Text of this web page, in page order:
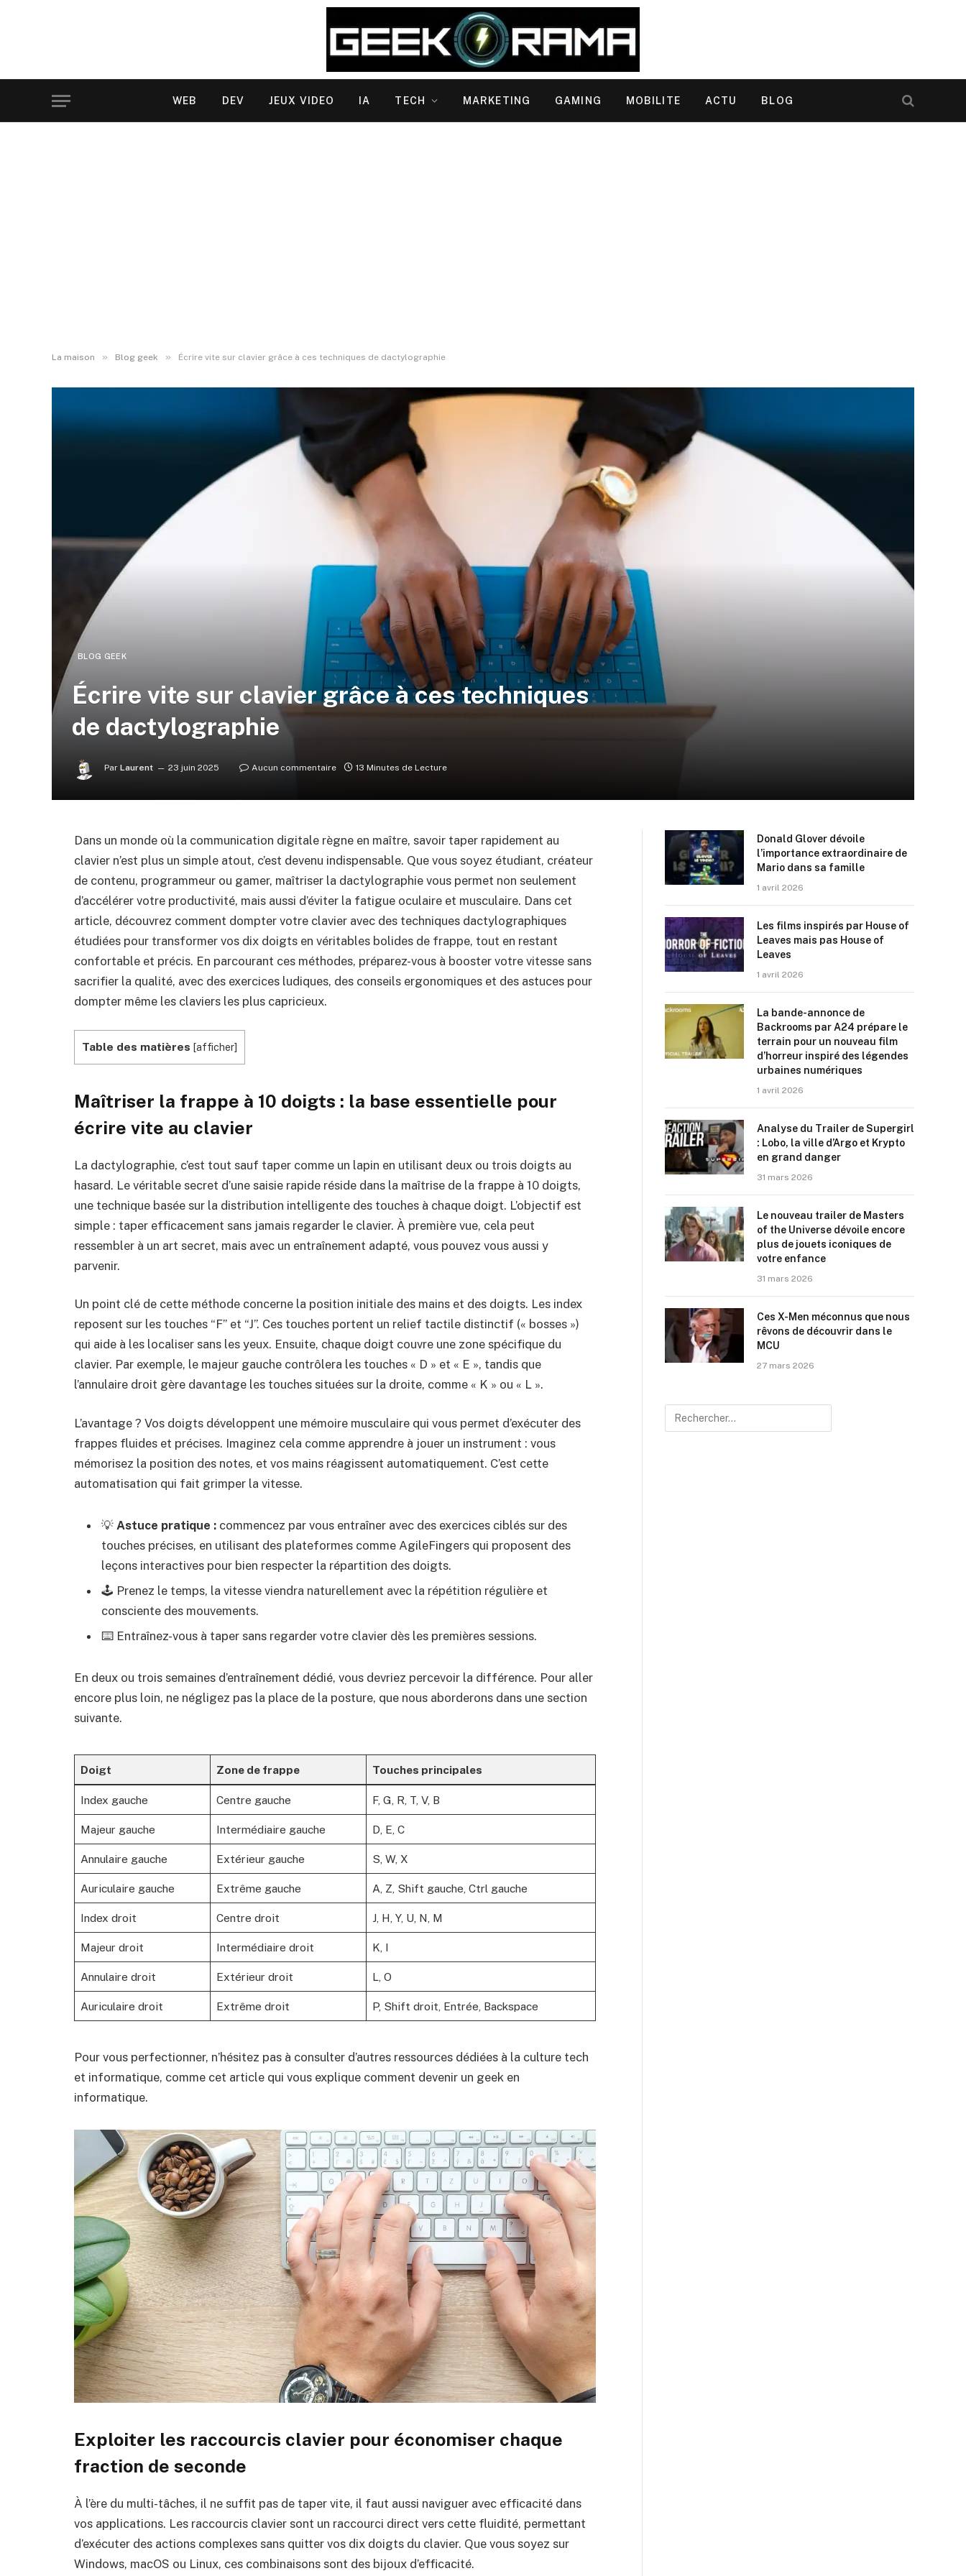
WEB DEV JEUX VIDEO IA TECH MARKETING GAMING MOBILITE ACTU BLOG
La maison » Blog geek » Écrire vite sur clavier grâce à ces techniques de dactylographie
BLOG GEEK
Écrire vite sur clavier grâce à ces techniques
de dactylographie
Par Laurent 23 juin 2025 Aucun commentaire 13 Minutes de Lecture
Dans un monde où la communication digitale règne en maître, savoir taper rapidement au
clavier n’est plus un simple atout, c’est devenu indispensable. Que vous soyez étudiant, créateur
de contenu, programmeur ou gamer, maîtriser la dactylographie vous permet non seulement
d’accélérer votre productivité, mais aussi d’éviter la fatigue oculaire et musculaire. Dans cet
article, découvrez comment dompter votre clavier avec des techniques dactylographiques
étudiées pour transformer vos dix doigts en véritables bolides de frappe, tout en restant
confortable et précis. En parcourant ces méthodes, préparez-vous à booster votre vitesse sans
sacrifier la qualité, avec des exercices ludiques, des conseils ergonomiques et des astuces pour
dompter même les claviers les plus capricieux.
Table des matières [afficher]
Maîtriser la frappe à 10 doigts : la base essentielle pour
écrire vite au clavier
La dactylographie, c’est tout sauf taper comme un lapin en utilisant deux ou trois doigts au
hasard. Le véritable secret d’une saisie rapide réside dans la maîtrise de la frappe à 10 doigts,
une technique basée sur la distribution intelligente des touches à chaque doigt. L’objectif est
simple : taper efficacement sans jamais regarder le clavier. À première vue, cela peut
ressembler à un art secret, mais avec un entraînement adapté, vous pouvez vous aussi y
parvenir.
Un point clé de cette méthode concerne la position initiale des mains et des doigts. Les index
reposent sur les touches “F” et “J”. Ces touches portent un relief tactile distinctif (« bosses »)
qui aide à les localiser sans les yeux. Ensuite, chaque doigt couvre une zone spécifique du
clavier. Par exemple, le majeur gauche contrôlera les touches « D » et « E », tandis que
l’annulaire droit gère davantage les touches situées sur la droite, comme « K » ou « L ».
L’avantage ? Vos doigts développent une mémoire musculaire qui vous permet d’exécuter des
frappes fluides et précises. Imaginez cela comme apprendre à jouer un instrument : vous
mémorisez la position des notes, et vos mains réagissent automatiquement. C’est cette
automatisation qui fait grimper la vitesse.
💡 Astuce pratique : commencez par vous entraîner avec des exercices ciblés sur des
touches précises, en utilisant des plateformes comme AgileFingers qui proposent des
leçons interactives pour bien respecter la répartition des doigts.
🕹️ Prenez le temps, la vitesse viendra naturellement avec la répétition régulière et
consciente des mouvements.
⌨️ Entraînez-vous à taper sans regarder votre clavier dès les premières sessions.
En deux ou trois semaines d’entraînement dédié, vous devriez percevoir la différence. Pour aller
encore plus loin, ne négligez pas la place de la posture, que nous aborderons dans une section
suivante.
Doigt Zone de frappe Touches principales
Index gauche Centre gauche F, G, R, T, V, B
Majeur gauche Intermédiaire gauche D, E, C
Annulaire gauche Extérieur gauche S, W, X
Auriculaire gauche Extrême gauche A, Z, Shift gauche, Ctrl gauche
Index droit Centre droit J, H, Y, U, N, M
Majeur droit Intermédiaire droit K, I
Annulaire droit Extérieur droit L, O
Auriculaire droit Extrême droit P, Shift droit, Entrée, Backspace
Pour vous perfectionner, n’hésitez pas à consulter d’autres ressources dédiées à la culture tech
et informatique, comme cet article qui vous explique comment devenir un geek en
informatique.
Exploiter les raccourcis clavier pour économiser chaque
fraction de seconde
À l’ère du multi-tâches, il ne suffit pas de taper vite, il faut aussi naviguer avec efficacité dans
vos applications. Les raccourcis clavier sont un raccourci direct vers cette fluidité, permettant
d’exécuter des actions complexes sans quitter vos dix doigts du clavier. Que vous soyez sur
Windows, macOS ou Linux, ces combinaisons sont des bijoux d’efficacité.
Donald Glover dévoile
l’importance extraordinaire de
Mario dans sa famille
1 avril 2026
Les films inspirés par House of
Leaves mais pas House of
Leaves
1 avril 2026
La bande-annonce de
Backrooms par A24 prépare le
terrain pour un nouveau film
d’horreur inspiré des légendes
urbaines numériques
1 avril 2026
Analyse du Trailer de Supergirl
: Lobo, la ville d’Argo et Krypto
en grand danger
31 mars 2026
Le nouveau trailer de Masters
of the Universe dévoile encore
plus de jouets iconiques de
votre enfance
31 mars 2026
Ces X-Men méconnus que nous
rêvons de découvrir dans le
MCU
27 mars 2026